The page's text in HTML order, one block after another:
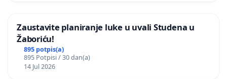
Zaustavite planiranje luke u uvali Studena u
Žaboriću!
895 potpis(a)
895 Potpisi / 30 dan(a)
14 Jul 2026